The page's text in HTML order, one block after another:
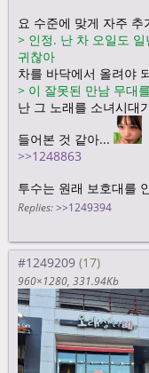
요 수준에 맞게 자주 추
> 인정. 난 차 오일도
귀찮아
차를 바닥에서 올려야
> 이 잘못된 만남 무대
난 그 노래를 소녀시대
들어본 것 같아...
>>1248863
투수는 원래 보호대를
Replies: >>1249394
#1249209
960×1280 331.94Kb